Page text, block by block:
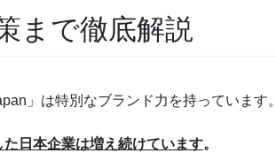
まで徹底解説
」は特別なブランド力を持っています。
た日本企業は増え続けています。